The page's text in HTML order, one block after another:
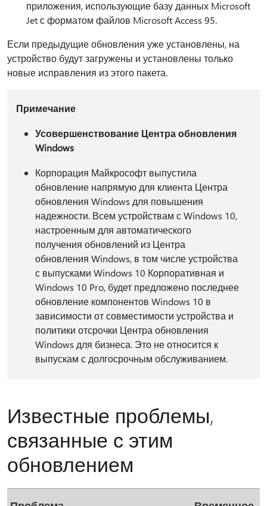
приложения, использующие базу данных Microsoft
Jet с форматом файлов Microsoft Access 95.
Если предыдущие обновления уже установлены, на
устройство будут загружены и установлены только
новые исправления из этого пакета.
Примечание
Усовершенствование Центра обновления
Windows
Корпорация Майкрософт выпустила
обновление напрямую для клиента Центра
обновления Windows для повышения
надежности. Всем устройствам с Windows 10,
настроенным для автоматического
получения обновлений из Центра
обновления Windows, в том числе устройства
с выпусками Windows 10 Корпоративная и
Windows 10 Pro, будет предложено последнее
обновление компонентов Windows 10 в
зависимости от совместимости устройства и
политики отсрочки Центра обновления
Windows для бизнеса. Это не относится к
выпускам с долгосрочным обслуживанием.
Известные проблемы,
связанные с этим
обновлением